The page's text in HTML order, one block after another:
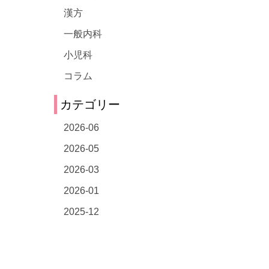
漢方
一般内科
小児科
コラム
カテゴリー
2026-06
2026-05
2026-03
2026-01
2025-12